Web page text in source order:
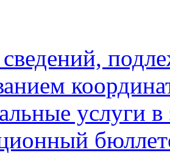
услуги в